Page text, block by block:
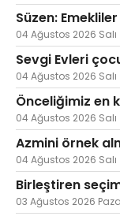
Süzen:
04 Ağustos 2026 Salı
Sevgi Evleri
04 Ağustos 2026 Salı
Önceliğimiz en
04 Ağustos 2026 Salı
Azmini örnek
04 Ağustos 2026 Salı
Birleştiren
03 Ağustos 2026